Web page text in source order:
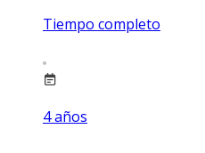
Tiempo completo
4años